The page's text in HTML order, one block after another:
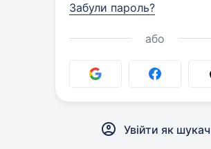
Забули пароль?
або
Увійти як шукач